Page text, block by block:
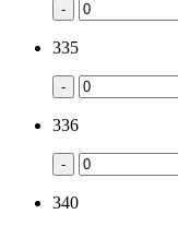
-
335
-
336
-
340